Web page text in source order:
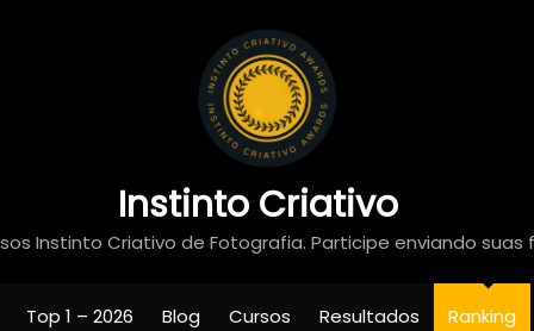
Instinto Criativo
Instinto Criativo de Fotografia. Participe enviando suas
Top 1 – 2026 Blog Cursos Resultados Ranking